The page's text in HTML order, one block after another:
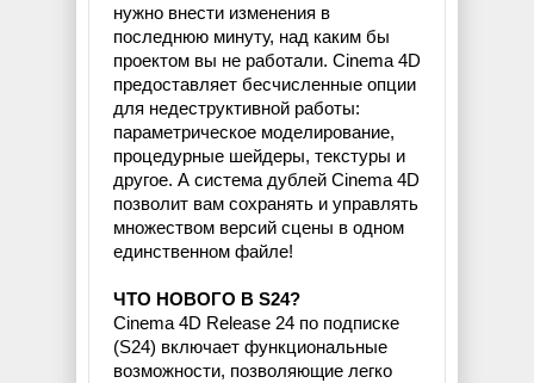
нужно внести изменения в
последнюю минуту, над каким бы
проектом вы не работали. Cinema 4D
предоставляет бесчисленные опции
для недеструктивной работы:
параметрическое моделирование,
процедурные шейдеры, текстуры и
другое. А система дублей Cinema 4D
позволит вам сохранять и управлять
множеством версий сцены в одном
единственном файле!
ЧТО НОВОГО В S24?
Cinema 4D Release 24 по подписке
(S24) включает функциональные
возможности, позволяющие легко